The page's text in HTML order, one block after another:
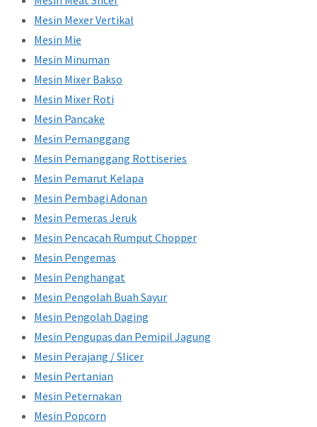
Mesin Mexer Vertikal
Mesin Mie
Mesin Minuman
Mesin Mixer Bakso
Mesin Mixer Roti
Mesin Pancake
Mesin Pemanggang
Mesin Pemanggang Rottiseries
Mesin Pemarut Kelapa
Mesin Pembagi Adonan
Mesin Pemeras Jeruk
Mesin Pencacah Rumput Chopper
Mesin Pengemas
Mesin Penghangat
Mesin Pengolah Buah Sayur
Mesin Pengolah Daging
Mesin Pengupas dan Pemipil Jagung
Mesin Perajang / Slicer
Mesin Pertanian
Mesin Peternakan
Mesin Popcorn